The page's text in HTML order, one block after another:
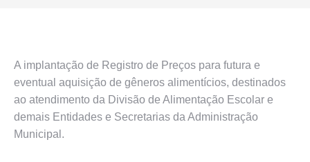
A implantação de Registro de Preços para futura e
eventual aquisição de gêneros alimentícios, destinados
ao atendimento da Divisão de Alimentação Escolar e
demais Entidades e Secretarias da Administração
Municipal.